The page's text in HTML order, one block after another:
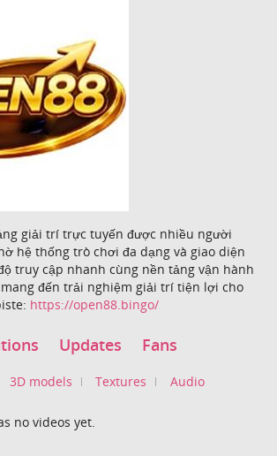
giải trí trực tuyến được nhiều người
hệ thống trò chơi đa dạng và giao diện
truy cập nhanh cùng nền tảng vận hành
mang đến trải nghiệm giải trí tiện lợi cho
https://open88.bingo/
Updates Fans
3D models Textures Audio
no videos yet.